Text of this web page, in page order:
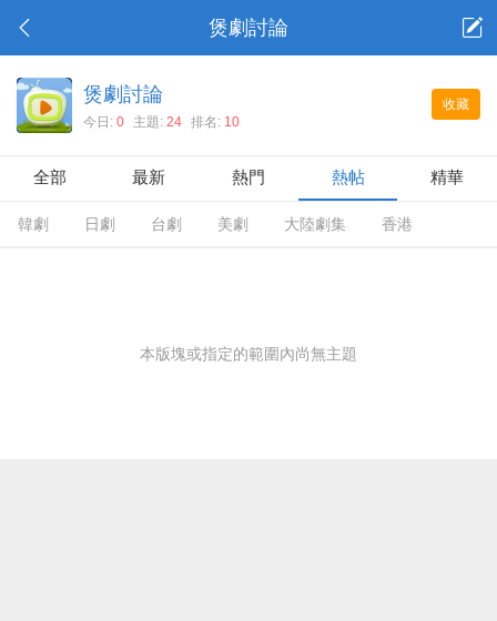
煲劇討論
收藏
煲劇討論
今日: 0 主題: 24 排名: 10
全部 最新 熱門 熱帖 精華
韓劇 日劇 台劇 美劇 大陸劇集 香港
本版塊或指定的範圍內尚無主題